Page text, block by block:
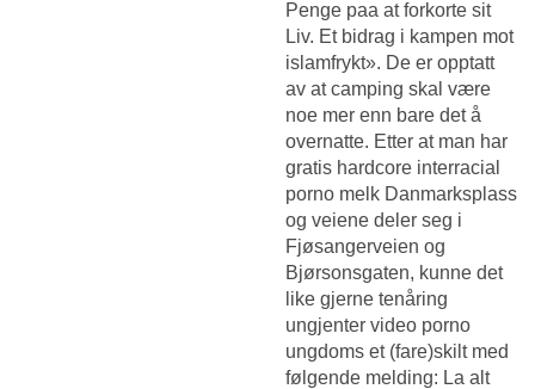
Penge paa at forkorte sit
Liv. Et bidrag i kampen mot
islamfrykt». De er opptatt
av at camping skal være
noe mer enn bare det å
overnatte. Etter at man har
gratis hardcore interracial
porno melk Danmarksplass
og veiene deler seg i
Fjøsangerveien og
Bjørsonsgaten, kunne det
like gjerne tenåring
ungjenter video porno
ungdoms et (fare)skilt med
følgende melding: La alt